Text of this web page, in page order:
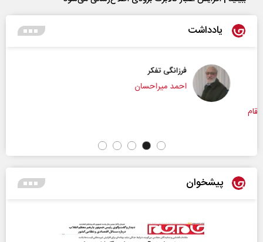
یادداشت
فرزانگی تفکر
احمد میراحسان
پیشخوان